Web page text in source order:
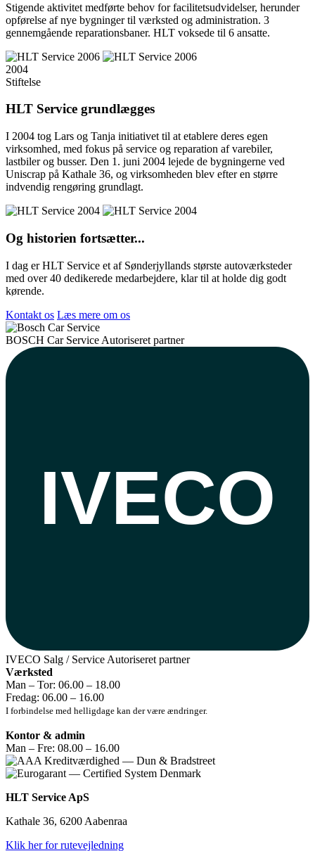
Stigende aktivitet medførte behov for facilitetsudvidelser, herunder
opførelse af nye bygninger til værksted og administration. 3
gennemgående reparationsbaner. HLT voksede til 6 ansatte.
2004
Stiftelse
HLT Service grundlægges
I 2004 tog Lars og Tanja initiativet til at etablere deres egen
virksomhed, med fokus på service og reparation af varebiler,
lastbiler og busser. Den 1. juni 2004 lejede de bygningerne ved
Uniscrap på Kathale 36, og virksomheden blev efter en større
indvendig rengøring grundlagt.
Og historien fortsætter...
I dag er HLT Service et af Sønderjyllands største autoværksteder
med over 40 dedikerede medarbejdere, klar til at holde dig godt
kørende.
Kontakt os Læs mere om os
BOSCH Car Service Autoriseret partner
IVECO
IVECO Salg / Service Autoriseret partner
Værksted
Man – Tor: 06.00 – 18.00
Fredag: 06.00 – 16.00
I forbindelse med helligdage kan der være ændringer.
Kontor & admin
Man – Fre: 08.00 – 16.00
HLT Service ApS
Kathale 36, 6200 Aabenraa
Klik her for rutevejledning